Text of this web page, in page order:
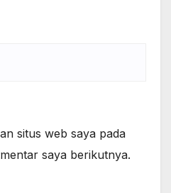
situs web saya pada
saya berikutnya.